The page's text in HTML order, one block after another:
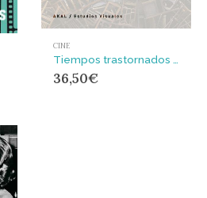
CINE
36,50€